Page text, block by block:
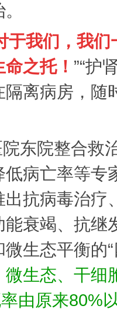
于我们，我
之托！ ”“护
离病房，随
东院整合救
低病亡率等专
抗病毒治疗
衰竭、抗继
生态平衡的
微生态、干细
由原来80%